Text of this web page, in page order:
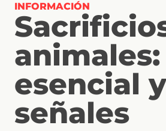
INFORMACIÓN
esencial
señales